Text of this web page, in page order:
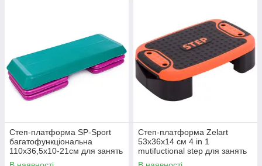
Степ-платформа SP-Sport
багатофункціональна
110x36,5x10-21см для занять
степ-аеробікою
Степ-платформа Zelart
53x36x14 см 4 in 1
mutifuctional step для занять
фітнесом